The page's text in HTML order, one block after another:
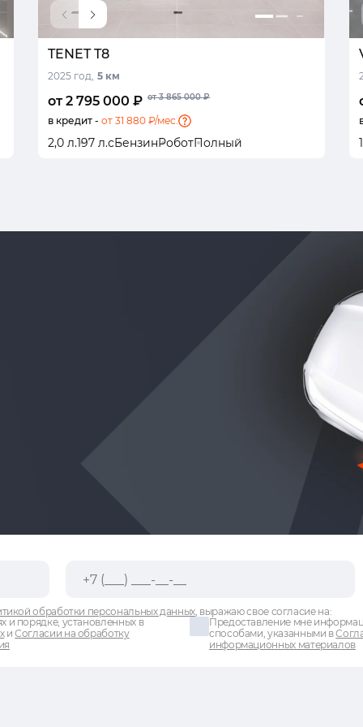
TENET T8
2025 год, 5 км
от 2 795 000 ₽ от 3 865 000 ₽
в кредит - от 31 880 ₽/мес.
2,0 л.197 л.сБензинРоботПолный
обработки персональных данных, выражаю свое согласие на:
и порядке, установленных в
иСогласии на обработку
Предоставление мне
способами, указанными в
информационных материалов